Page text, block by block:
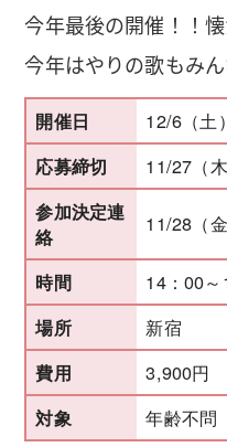
今年最後の開催！！懐
今年はやりの歌もみ
開催日 12/6（土）
応募締切 11/27（木
参加決定連
絡
11/28（
時間 14：00
場所 新宿
費用 3,900円
対象 年齢不問